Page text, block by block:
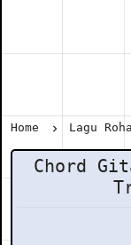
Home Lagu
Chord